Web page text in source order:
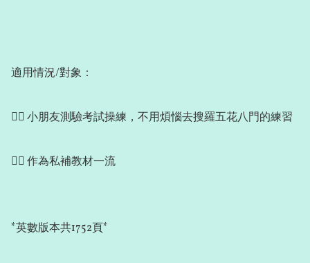
適用情況/對象：
👍🏻 小朋友測驗考試操練，不用煩惱去搜羅五花八門的練習
👍🏻 作為私補教材一流
*英數版本共1752頁*